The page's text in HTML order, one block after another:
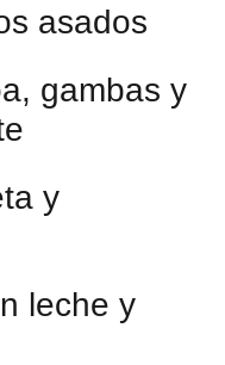
asados
gambas y
y
leche y